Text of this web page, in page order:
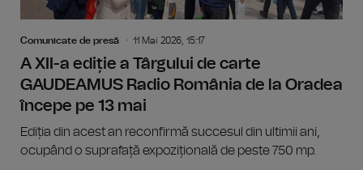
Comunicate de presă 11 Mai 2026, 15:17
A XII-a ediție a Târgului de carte
GAUDEAMUS Radio România de la Oradea
începe pe 13 mai
Ediția din acest an reconfirmă succesul din ultimii ani,
ocupând o suprafață expozițională de peste 750 mp.